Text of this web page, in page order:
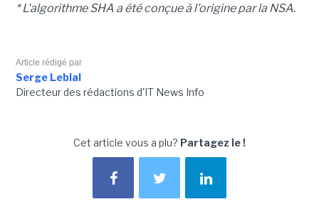
* L'algorithme SHA a été conçueà l'originepar la NSA.
Article rédigé par
Serge Leblal
Directeur des rédactions d'IT News Info
Cet article vous a plu? Partagez le !